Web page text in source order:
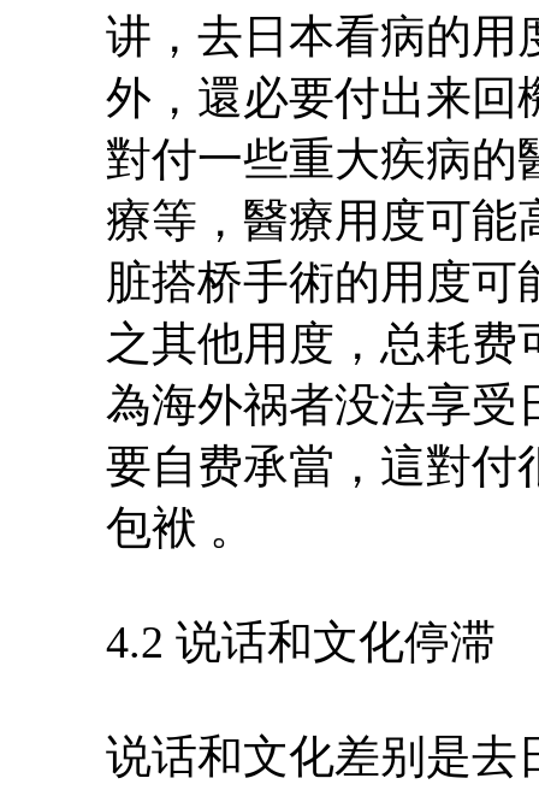
讲，去日本看病的用
外，還必要付出来回
對付一些重大疾病的
療等，醫療用度可能
脏搭桥手術的用度可
之其他用度，总耗费
為海外祸者没法享受
要自费承當，這對付
包袱 。
4.2 说话和文化停滞
说话和文化差别是去